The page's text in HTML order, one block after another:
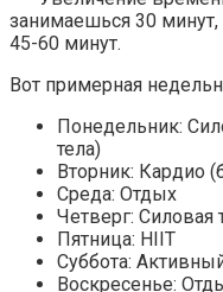
занимаешься 30
45-60 минут.
Вот примерная
Понедельник:
тела)
Вторник: Кардио
Среда: Отдых
Четверг: Силовая
Пятница: HIIT
Суббота:
Воскресенье: